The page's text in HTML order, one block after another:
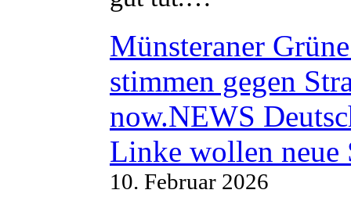
Münsteraner
stimmen gegen
now.NEWS
Linke wollen neue
10. Februar 2026